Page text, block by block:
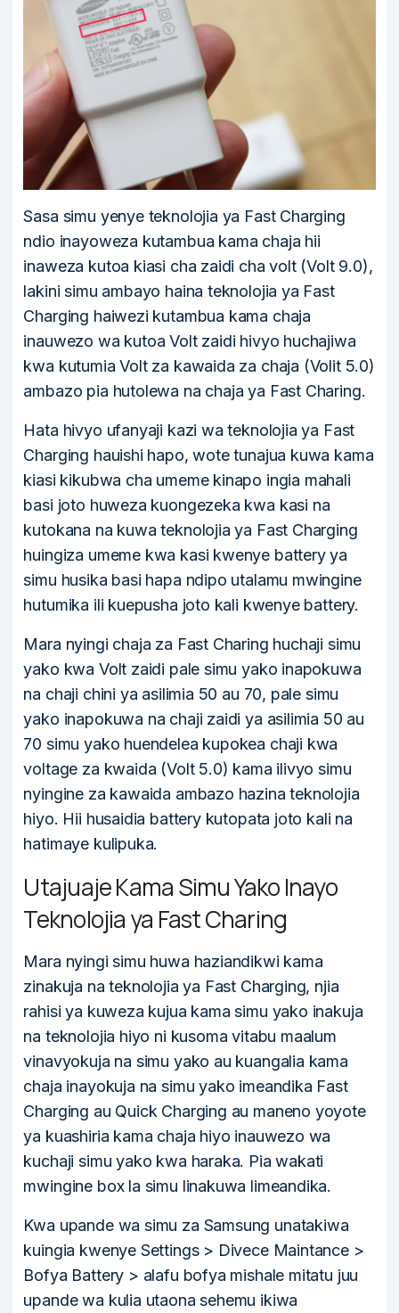
Sasa simu yenye teknolojia ya Fast Charging
ndio inayoweza kutambua kama chaja hii
inaweza kutoa kiasi cha zaidi cha volt (Volt 9.0),
lakini simu ambayo haina teknolojia ya Fast
Charging haiwezi kutambua kama chaja
inauwezo wa kutoa Volt zaidi hivyo huchajiwa
kwa kutumia Volt za kawaida za chaja (Volit 5.0)
ambazo pia hutolewa na chaja ya Fast Charing.
Hata hivyo ufanyaji kazi wa teknolojia ya Fast
Charging hauishi hapo, wote tunajua kuwa kama
kiasi kikubwa cha umeme kinapo ingia mahali
basi joto huweza kuongezeka kwa kasi na
kutokana na kuwa teknolojia ya Fast Charging
huingiza umeme kwa kasi kwenye battery ya
simu husika basi hapa ndipo utalamu mwingine
hutumika ili kuepusha joto kali kwenye battery.
Mara nyingi chaja za Fast Charing huchaji simu
yako kwa Volt zaidi pale simu yako inapokuwa
na chaji chini ya asilimia 50 au 70, pale simu
yako inapokuwa na chaji zaidi ya asilimia 50 au
70 simu yako huendelea kupokea chaji kwa
voltage za kwaida (Volt 5.0) kama ilivyo simu
nyingine za kawaida ambazo hazina teknolojia
hiyo. Hii husaidia battery kutopata joto kali na
hatimaye kulipuka.
Utajuaje Kama Simu Yako Inayo
Teknolojia ya Fast Charing
Mara nyingi simu huwa haziandikwi kama
zinakuja na teknolojia ya Fast Charging, njia
rahisi ya kuweza kujua kama simu yako inakuja
na teknolojia hiyo ni kusoma vitabu maalum
vinavyokuja na simu yako au kuangalia kama
chaja inayokuja na simu yako imeandika Fast
Charging au Quick Charging au maneno yoyote
ya kuashiria kama chaja hiyo inauwezo wa
kuchaji simu yako kwa haraka. Pia wakati
mwingine box la simu linakuwa limeandika.
Kwa upande wa simu za Samsung unatakiwa
kuingia kwenye Settings > Divece Maintance >
Bofya Battery > alafu bofya mishale mitatu juu
upande wa kulia utaona sehemu ikiwa